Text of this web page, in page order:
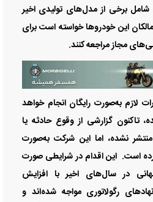
شامل برخی از مدل‌های تولیدی اخیر
این خودروها خواسته است برای
مجاز مراجعه کنند.
لازم به‌صورت رایگان انجام خواهد
تاکنون گزارشی از وقوع حادثه یا
نشده، اما این شرکت به‌صورت
است. این اقدام در شرایطی صورت
در سال‌های اخیر با افزایش
رگولاتوری مواجه شده‌اند و